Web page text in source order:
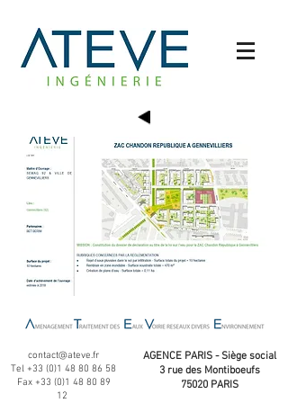
contact@ateve.fr
Tel +33 (0)1 48 80 86 58
Fax +33 (0)1 48 80 89
12
AGENCE PARIS - Siège social
3 rue des Montiboeufs
75020 PARIS